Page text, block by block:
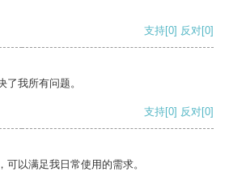
支持[0] 反对[0]
了我所有问题。
支持[0] 反对[0]
以满足我日常使用的需求。